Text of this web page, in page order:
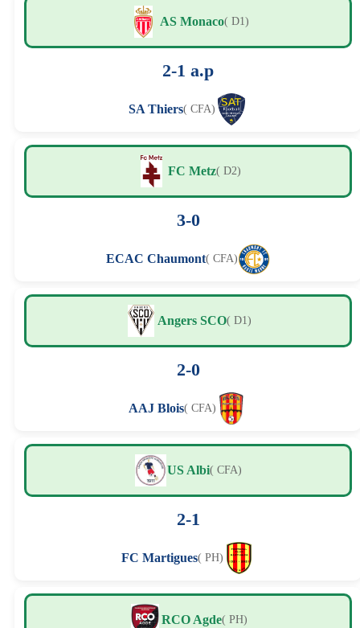
AS Monaco( D1)
2-1 a.p
SA Thiers( CFA)
FC Metz( D2)
3-0
ECAC Chaumont( CFA)
Angers SCO( D1)
2-0
AAJ Blois( CFA)
US Albi( CFA)
2-1
FC Martigues( PH)
RCO Agde( PH)